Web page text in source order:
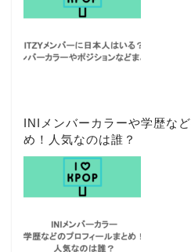
INIメンバーカラーや学歴な
め！人気なのは誰？